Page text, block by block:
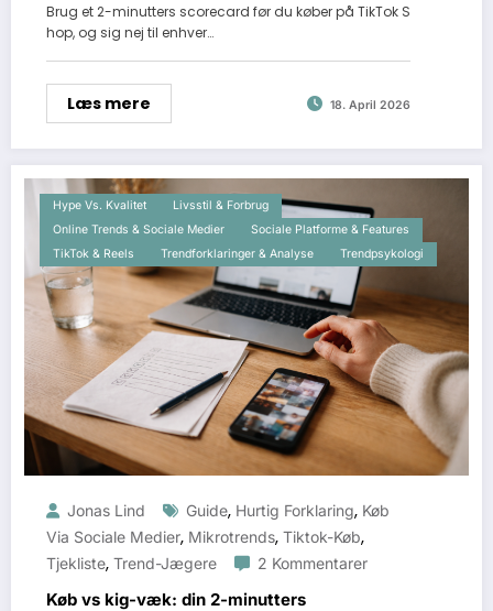
Brug et 2-minutters scorecard før du køber på TikTok S
hop, og sig nej til enhver…
Læs mere 18. April 2026
Hype Vs. Kvalitet
Livsstil & Forbrug
Online Trends & Sociale Medier
Sociale Platforme & Features
TikTok & Reels
Trendforklaringer & Analyse Trendpsykologi
Jonas Lind Guide, Hurtig Forklaring, Køb
Via Sociale Medier, Mikrotrends, Tiktok-Køb,
Tjekliste, Trend-Jægere 2 Kommentarer
Køb vs kig-væk: din 2-minutters